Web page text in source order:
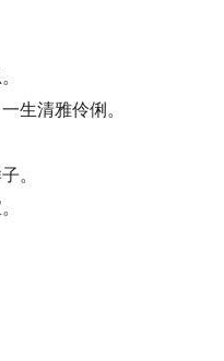
生清雅伶俐。
。